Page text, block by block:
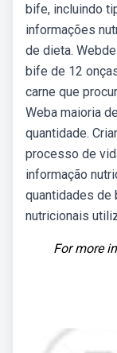
bife, incluindo
informações
de dieta.
bife de 12
carne que
Weba maioria
quantidade.
processo de
informação
quantidades de
nutricionais
For more